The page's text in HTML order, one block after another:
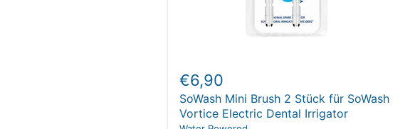
€6,90
SoWash Mini Brush 2 Stück für SoWash
Vortice Electric Dental Irrigator